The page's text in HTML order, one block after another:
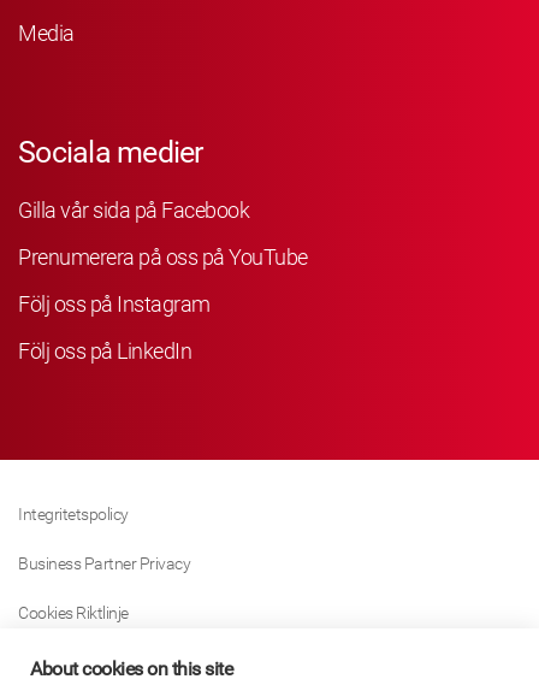
Media
Sociala medier
Gilla vår sida på Facebook
Prenumerera på oss på YouTube
Följ oss på Instagram
Följ oss på LinkedIn
Integritetspolicy
Business Partner Privacy
Cookies Riktlinje
Modern Slavery Act Policy
About cookies on this site